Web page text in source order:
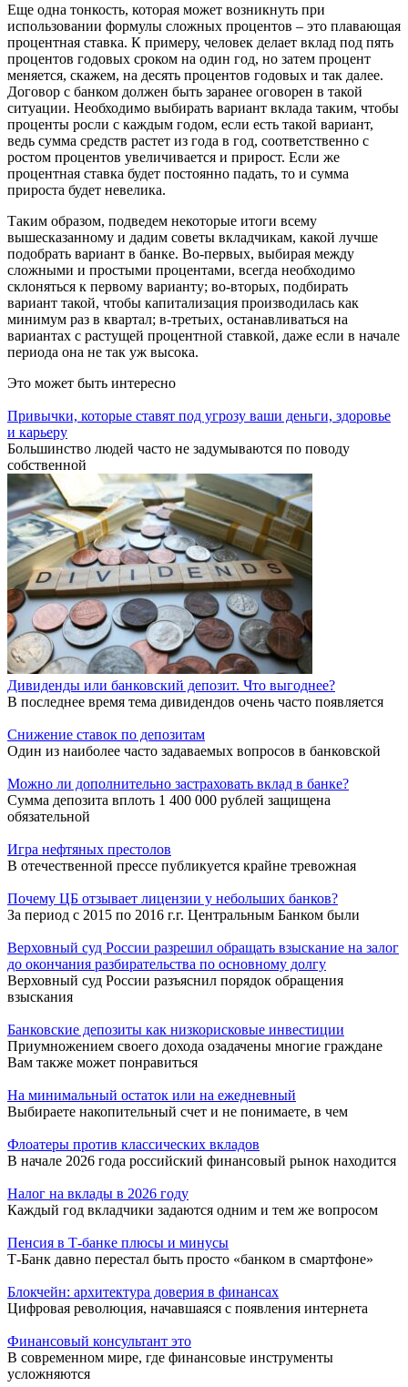
Еще одна тонкость, которая может возникнуть при
использовании формулы сложных процентов – это плавающая
процентная ставка. К примеру, человек делает вклад под пять
процентов годовых сроком на один год, но затем процент
меняется, скажем, на десять процентов годовых и так далее.
Договор с банком должен быть заранее оговорен в такой
ситуации. Необходимо выбирать вариант вклада таким, чтобы
проценты росли с каждым годом, если есть такой вариант,
ведь сумма средств растет из года в год, соответственно с
ростом процентов увеличивается и прирост. Если же
процентная ставка будет постоянно падать, то и сумма
прироста будет невелика.
Таким образом, подведем некоторые итоги всему
вышесказанному и дадим советы вкладчикам, какой лучше
подобрать вариант в банке. Во-первых, выбирая между
сложными и простыми процентами, всегда необходимо
склоняться к первому варианту; во-вторых, подбирать
вариант такой, чтобы капитализация производилась как
минимум раз в квартал; в-третьих, останавливаться на
вариантах с растущей процентной ставкой, даже если в начале
периода она не так уж высока.
Это может быть интересно
Привычки, которые ставят под угрозу ваши деньги, здоровье
и карьеру
Большинство людей часто не задумываются по поводу
собственной
Дивиденды или банковский депозит. Что выгоднее?
В последнее время тема дивидендов очень часто появляется
Снижение ставок по депозитам
Один из наиболее часто задаваемых вопросов в банковской
Можно ли дополнительно застраховать вклад в банке?
Сумма депозита вплоть 1 400 000 рублей защищена
обязательной
Игра нефтяных престолов
В отечественной прессе публикуется крайне тревожная
Почему ЦБ отзывает лицензии у небольших банков?
За период с 2015 по 2016 г.г. Центральным Банком были
Верховный суд России разрешил обращать взыскание на залог
до окончания разбирательства по основному долгу
Верховный суд России разъяснил порядок обращения
взыскания
Банковские депозиты как низкорисковые инвестиции
Приумножением своего дохода озадачены многие граждане
Вам также может понравиться
На минимальный остаток или на ежедневный
Выбираете накопительный счет и не понимаете, в чем
Флоатеры против классических вкладов
В начале 2026 года российский финансовый рынок находится
Налог на вклады в 2026 году
Каждый год вкладчики задаются одним и тем же вопросом
Пенсия в Т-банке плюсы и минусы
Т-Банк давно перестал быть просто «банком в смартфоне»
Блокчейн: архитектура доверия в финансах
Цифровая революция, начавшаяся с появления интернета
Финансовый консультант это
В современном мире, где финансовые инструменты
усложняются